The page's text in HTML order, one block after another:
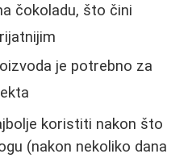
čokoladu, što čini
je potrebno za
koristiti nakon što
(nakon nekoliko dana